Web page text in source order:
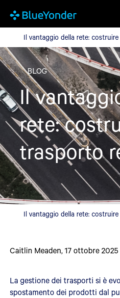
Il vantaggio della rete: costruire
Il vantaggio della rete:
BLOG
Il
rete:
trasporto
Il vantaggio della rete:
Caitlin Meaden,17 ottobre 2025
La gestione dei trasporti si è
spostamento dei prodotti dal